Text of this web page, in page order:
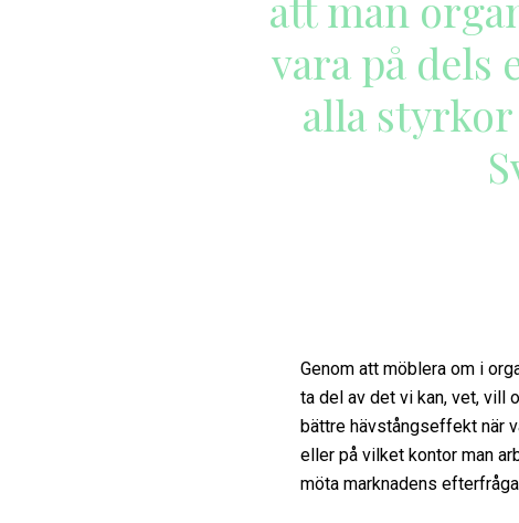
vara på dels
alla
Genom att möblera om i
ta del av det vi kan, vet, vill
bättre hävstångseffekt när
eller på vilket kontor man
möta marknadens